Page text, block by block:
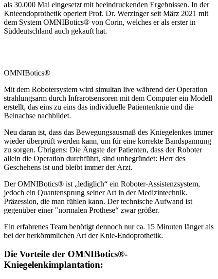
als 30.000 Mal eingesetzt mit beeindruckenden Ergebnissen. In der
Knieendoprothetik operiert Prof. Dr. Werzinger seit März 2021 mit
dem System OMNIBotics® von Corin, welches er als erster in
Süddeutschland auch gekauft hat.
OMNIBotics®
Mit dem Robotersystem wird simultan live während der Operation
strahlungsarm durch Infrarotsensoren mit dem Computer ein Modell
erstellt, das eins zu eins das individuelle Patientenknie und die
Beinachse nachbildet.
Neu daran ist, dass das Bewegungsausmaß des Kniegelenkes immer
wieder überprüft werden kann, um für eine korrekte Bandspannung
zu sorgen. Übrigens: Die Ängste der Patienten, dass der Roboter
allein die Operation durchführt, sind unbegründet: Herr des
Geschehens ist und bleibt immer der Arzt.​
Der OMNIBotics® ist „lediglich“ ein Roboter-Assistenzsystem,
jedoch ein Quantensprung seiner Art in der Medizintechnik.
Präzession, die man fühlen kann. Der technische Aufwand ist
gegenüber einer "normalen Prothese“ zwar größer.
Ein erfahrenes Team benötigt dennoch nur ca. 15 Minuten länger als
bei der herkömmlichen Art der Knie-Endoprothetik. ​​
Die Vorteile der OMNIBotics®-
Kniegelenkimplantation: